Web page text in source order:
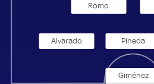
Romo
Alvarado Pineda
Giménez